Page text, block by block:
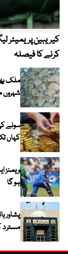
کرنے کا فیصلہ
ملک
شہروں میں 20 کلو تھیلا
سونے
کہاں
ہو گا
پشاور
مسترد